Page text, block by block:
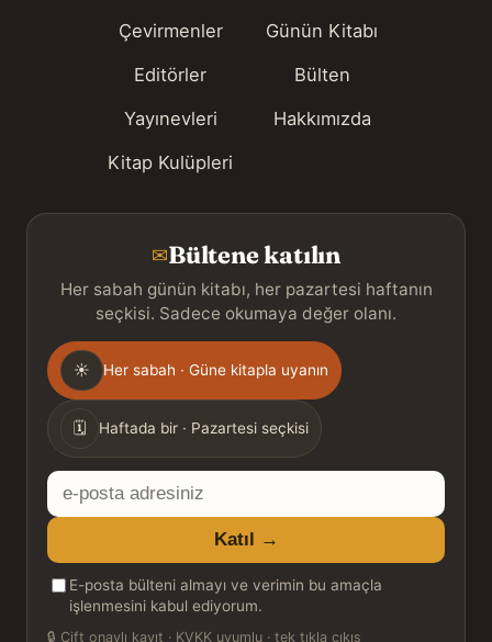
Çevirmenler
Editörler
Yayınevleri
Kitap Kulüpleri
Günün Kitabı
Bülten
Hakkımızda
✉Bültene katılın
Her sabah günün kitabı, her pazartesi haftanın
seçkisi. Sadece okumaya değer olanı.
Gönderim
sıklığı
☀ Her sabah · Güne kitapla uyanın
🗓 Haftada bir · Pazartesi seçkisi
E-
posta
adresiniz
Katıl →
E-posta bülteni almayı ve verimin bu amaçla
işlenmesini kabul ediyorum.
🔒 Çift onaylı kayıt · KVKK uyumlu · tek tıkla çıkış